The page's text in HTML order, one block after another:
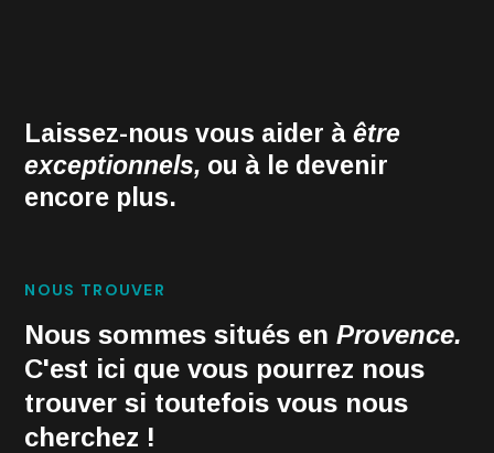
Laissez-nous vous aider àêtre
exceptionnels, ou à le devenir
encore plus.
NOUS TROUVER
Nous sommes situés enProvence.
C'est ici que vous pourrez nous
trouver si toutefois vous nous
cherchez !